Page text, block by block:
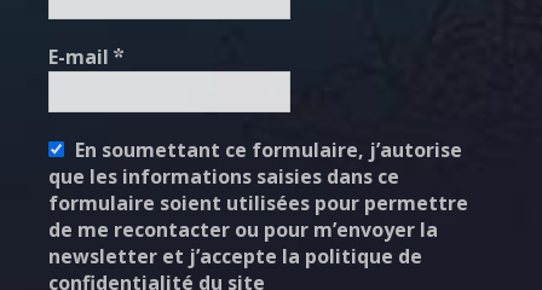
E-mail *
En soumettant ce formulaire, j’autorise
que les informations saisies dans ce
formulaire soient utilisées pour permettre
de me recontacter ou pour m’envoyer la
newsletter et j’accepte la politique de
confidentialité du site